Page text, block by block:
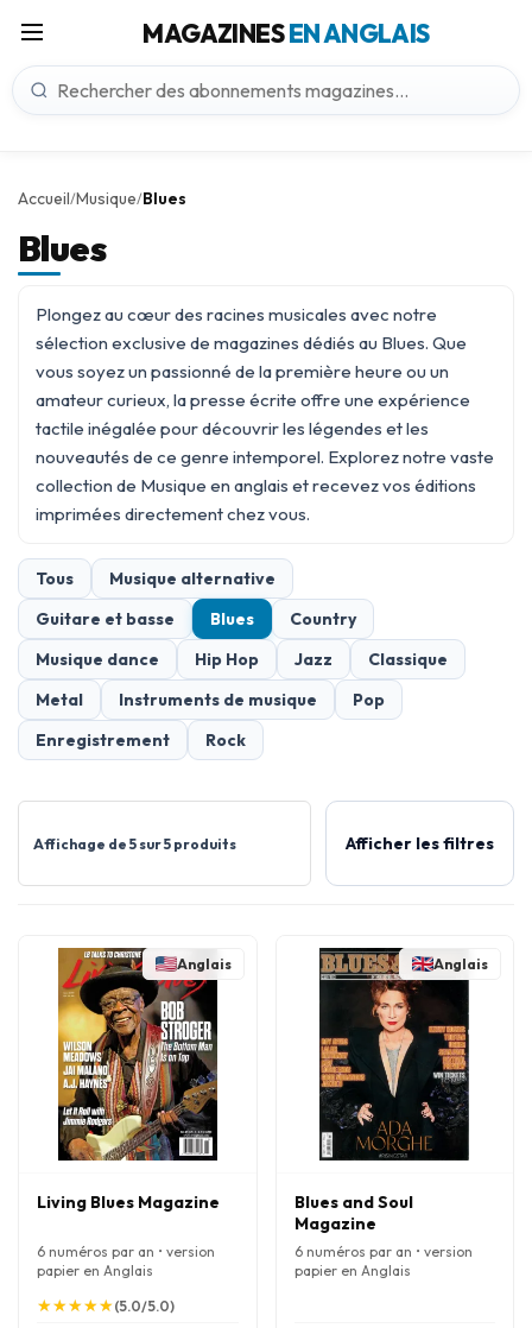
MAGAZINESEN ANGLAIS
Accueil/Musique/Blues
Blues
Plongez au cœur des racines musicales avec notre
sélection exclusive de magazines dédiés au Blues. Que
vous soyez un passionné de la première heure ou un
amateur curieux, la presse écrite offre une expérience
tactile inégalée pour découvrir les légendes et les
nouveautés de ce genre intemporel. Explorez notre vaste
collection de Musique en anglais et recevez vos éditions
imprimées directement chez vous.
Tous
Musique alternative
Guitare et basse
Blues
Country
Musique dance
Hip Hop Jazz
Classique
Metal
Instruments de musique
Pop
Enregistrement
Rock
Affichage de 5 sur 5 produits Afficher les filtres
Anglais
Living Blues Magazine
6 numéros par an • version
papier en Anglais
★
★★
★★
★★
★★
★(5.0/5.0)
Anglais
Blues and Soul
Magazine
6 numéros par an • version
papier en Anglais